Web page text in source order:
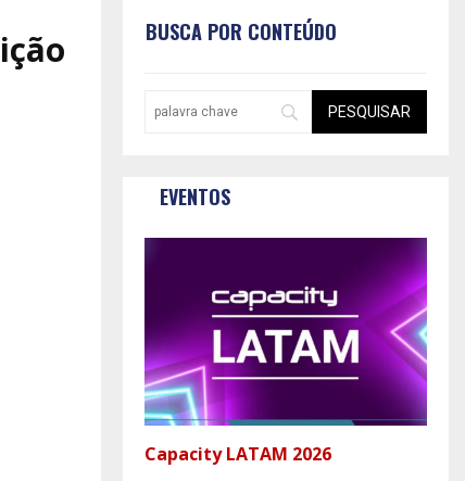
BUSCA POR CONTEÚDO
EVENTOS
Capacity LATAM 2026